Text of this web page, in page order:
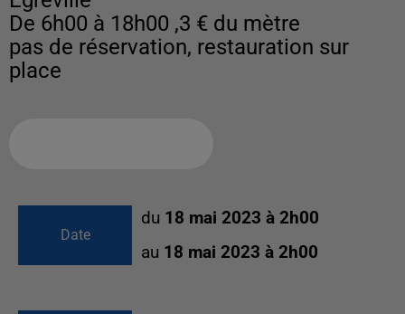
De 6h00 à 18h00 ,3 € du mètre
pas de réservation, restauration sur
Date
du 18 mai 2023 à 2h00
au 18 mai 2023 à 2h00